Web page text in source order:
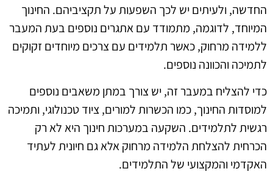
החדשה, ולעיתים יש לכך השפעות על תקציביהם. החינוך
המיוחד, לדוגמה, מתמודד עם אתגרים נוספים בעת המעבר
ללמידה מרחוק, כאשר תלמידים עם צרכים מיוחדים זקוקים
לתמיכה והכוונה נוספים.
כדי להצליח במעבר זה, יש צורך במתן משאבים נוספים
למוסדות החינוך, כמו הכשרות למורים, ציוד טכנולוגי, ותמיכה
רגשית לתלמידים. השקעה במערכות חינוך היא לא רק
הכרחית להצלחת הלמידה מרחוק אלא גם חיונית לעתיד
האקדמי והמקצועי של התלמידים.